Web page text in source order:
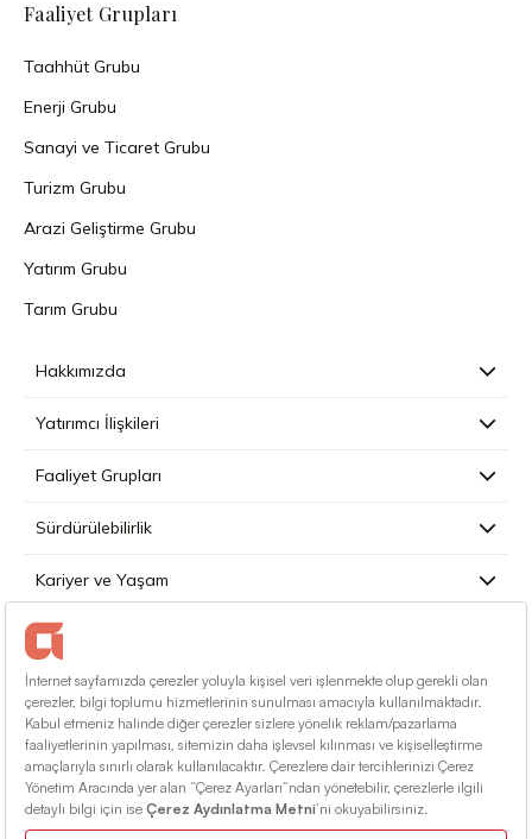
Faaliyet Grupları
Taahhüt Grubu
Enerji Grubu
Sanayi ve Ticaret Grubu
Turizm Grubu
Arazi Geliştirme Grubu
Yatırım Grubu
Tarım Grubu
Hakkımızda
Yatırımcı İlişkileri
Faaliyet Grupları
Sürdürülebilirlik
Kariyer ve Yaşam
Basın
İletişim
Türkçe
Kullanım Koşulları
Bilgi Toplumu Hizmetleri